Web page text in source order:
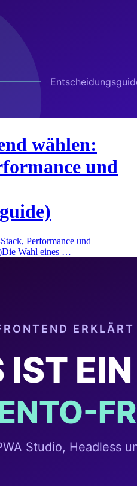
wählen:
und
Performance und
Wahl eines …